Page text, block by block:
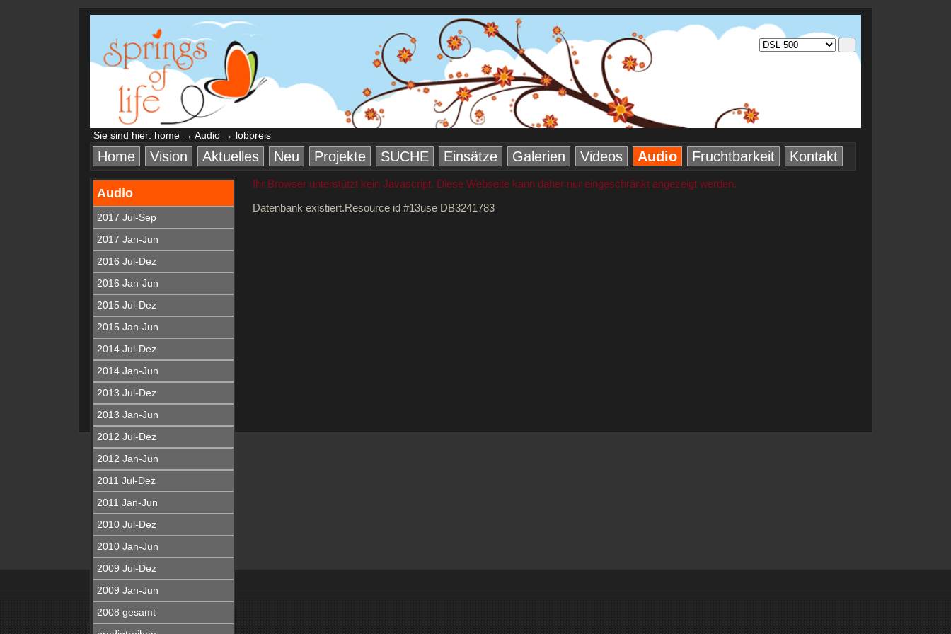
Sie sind hier: home → Audio → lobpreis
Home Vision Aktuelles Neu Projekte SUCHE Einsätze Galerien Videos Audio Fruchtbarkeit Kontakt
Audio
2017 Jul-Sep
2017 Jan-Jun
2016 Jul-Dez
2016 Jan-Jun
2015 Jul-Dez
2015 Jan-Jun
2014 Jul-Dez
2014 Jan-Jun
2013 Jul-Dez
2013 Jan-Jun
2012 Jul-Dez
2012 Jan-Jun
2011 Jul-Dez
2011 Jan-Jun
2010 Jul-Dez
2010 Jan-Jun
2009 Jul-Dez
2009 Jan-Jun
2008 gesamt
Ihr Browser unterstützt kein Javascript. Diese Webseite kann daher nur eingeschränkt angezeigt werden.
Datenbank existiert.Resource id #13use DB3241783